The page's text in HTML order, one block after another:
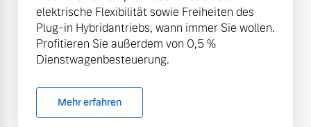
elektrische Flexibilität sowie Freiheiten des
Plug-in Hybridantriebs, wann immer Sie wollen.
Profitieren Sie außerdem von 0,5 %
Dienstwagenbesteuerung.
Mehr erfahren